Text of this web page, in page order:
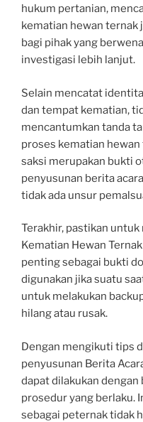
hukum pertanian,
kematian hewan ternak
bagi pihak yang
investigasi lebih lanjut.
Selain mencatat
dan tempat kematian,
mencantumkan tanda
proses kematian
saksi merupakan bukti
penyusunan berita
tidak ada unsur
Terakhir, pastikan
Kematian Hewan
penting sebagai bukti
digunakan jika suatu
untuk melakukan
hilang atau rusak.
Dengan mengikuti tips
penyusunan Berita
dapat dilakukan dengan
prosedur yang berlaku.
sebagai peternak tidak